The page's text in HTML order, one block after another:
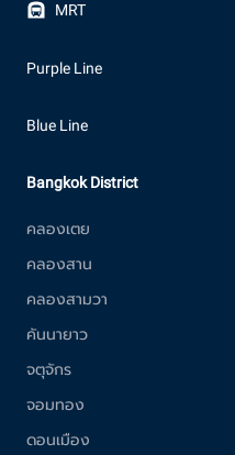
MRT
Purple Line
Blue Line
Bangkok District
คลองเตย
คลองสาน
คลองสามวา
คันนายาว
จตุจักร
จอมทอง
ดอนเมือง